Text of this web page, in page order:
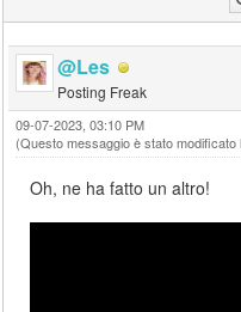
@Les
Posting Freak
09-07-2023, 03:10 PM
(Questo messaggio è stato
Oh, ne ha fatto un altro!